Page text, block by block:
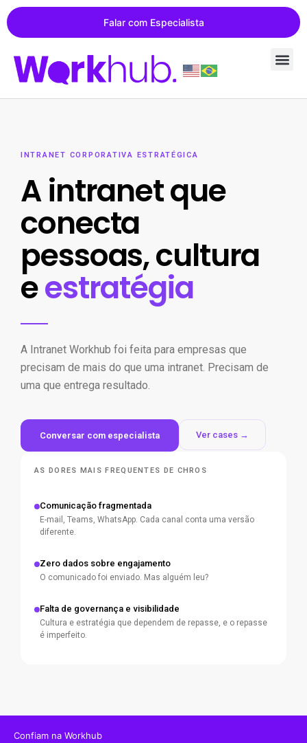
Falar com Especialista
INTRANET CORPORATIVA ESTRATÉGICA
A intranet que
conecta
pessoas, cultura
eestratégia
A Intranet Workhub foi feita para empresas que
precisam de mais do que uma intranet. Precisam de
uma que entrega resultado.
Conversar com especialista Ver cases →
AS DORES MAIS FREQUENTES DE CHROS
Comunicação fragmentada
E-mail, Teams, WhatsApp. Cada canal conta uma versão
diferente.
Zero dados sobre engajamento
O comunicado foi enviado. Mas alguém leu?
Falta de governança e visibilidade
Cultura e estratégia que dependem de repasse, e o repasse
é imperfeito.
Confiam na Workhub